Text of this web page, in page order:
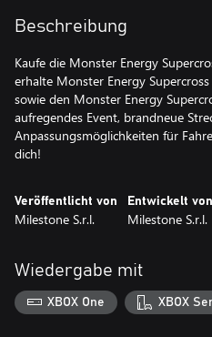
Beschreibung
Kaufe die Monster Energy
erhalte Monster Energy
sowie den Monster Energy
aufregendes Event, brandneue
Anpassungsmöglichkeiten für
dich!
Veröffentlicht von
Milestone S.r.l.
Entwickelt von
Milestone S.r.l.
Wiedergabe mit
XBOX One XBOX